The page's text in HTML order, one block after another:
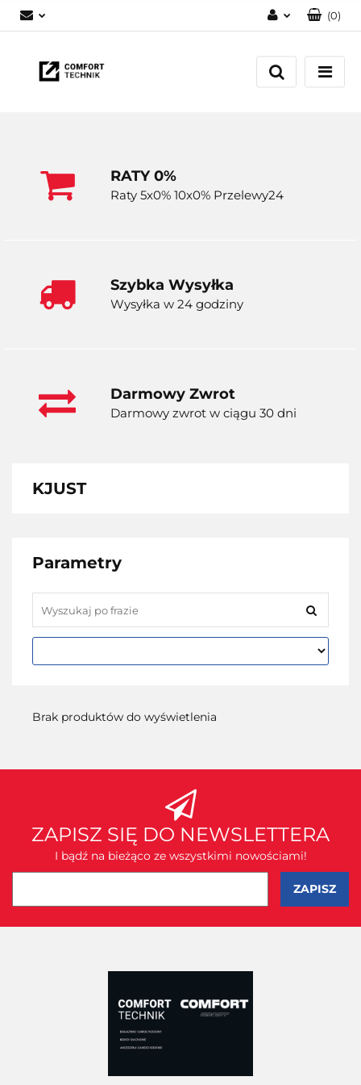
Zaloguj się
Zarejestruj się
(0)
RATY 0%
Raty 5x0% 10x0% Przelewy24
Szybka Wysyłka
Wysyłka w 24 godziny
Darmowy Zwrot
Darmowy zwrot w ciągu 30 dni
KJUST
Parametry
Brak produktów do wyświetlenia
ZAPISZ SIĘ DO NEWSLETTERA
I bądź na bieżąco ze wszystkimi nowościami!